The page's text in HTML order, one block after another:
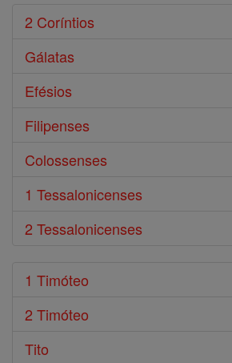
2 Coríntios
Gálatas
Efésios
Filipenses
Colossenses
1 Tessalonicenses
2 Tessalonicenses
1 Timóteo
2 Timóteo
Tito